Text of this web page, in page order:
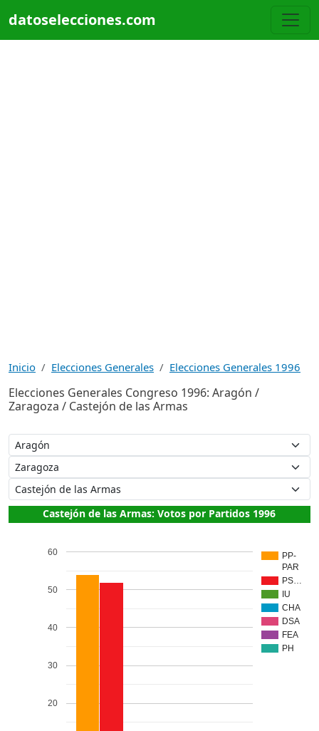
datoselecciones.com
Inicio Elecciones Generales Elecciones Generales 1996
Elecciones Generales Congreso 1996: Aragón /
Zaragoza / Castejón de las Armas
Castejón de las Armas: Votos por Partidos 1996
PP-
PAR
PS…
IU
CHA
DSA
FEA
PH
20
30
40
50
60